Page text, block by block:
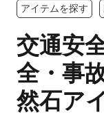
アイテムを探す
交通安
全・事
然石ア